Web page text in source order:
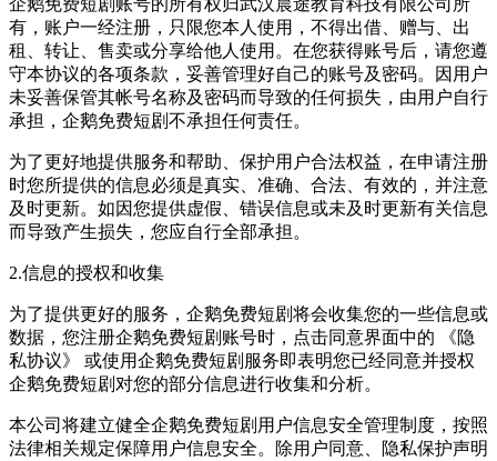
企鹅免费短剧账号的所有权归武汉晨途教育科技有限公司所
有，账户一经注册，只限您本人使用，不得出借、赠与、出
租、转让、售卖或分享给他人使用。在您获得账号后，请您遵
守本协议的各项条款，妥善管理好自己的账号及密码。因用户
未妥善保管其帐号名称及密码而导致的任何损失，由用户自行
承担，企鹅免费短剧不承担任何责任。
为了更好地提供服务和帮助、保护用户合法权益，在申请注册
时您所提供的信息必须是真实、准确、合法、有效的，并注意
及时更新。如因您提供虚假、错误信息或未及时更新有关信息
而导致产生损失，您应自行全部承担。
2.信息的授权和收集
为了提供更好的服务，企鹅免费短剧将会收集您的一些信息或
数据，您注册企鹅免费短剧账号时，点击同意界面中的 《隐
私协议》 或使用企鹅免费短剧服务即表明您已经同意并授权
企鹅免费短剧对您的部分信息进行收集和分析。
本公司将建立健全企鹅免费短剧用户信息安全管理制度，按照
法律相关规定保障用户信息安全。除用户同意、隐私保护声明